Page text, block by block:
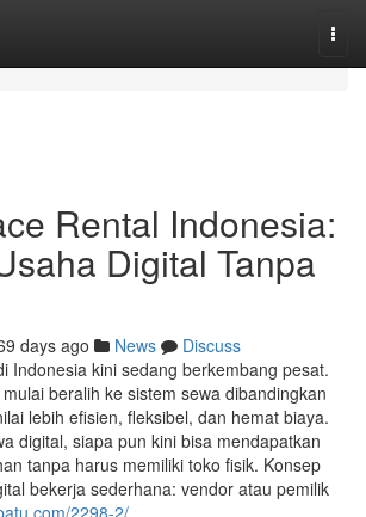
Rental Indonesia:
Digital Tanpa
days ago News
Discuss
Indonesia kini sedang berkembang pesat.
beralih ke sistem sewa dibandingkan
lebih efisien, fleksibel, dan hemat biaya.
digital, siapa pun kini bisa mendapatkan
tanpa harus memiliki toko fisik. Konsep
bekerja sederhana: vendor atau pemilik
2298-2/